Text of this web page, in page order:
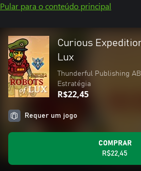
Pular para o conteúdo principal
Curious
Lux
Thunderful Publishing AB
Estratégia
R$22,45
Requer um jogo
COMPRAR
R$22,45